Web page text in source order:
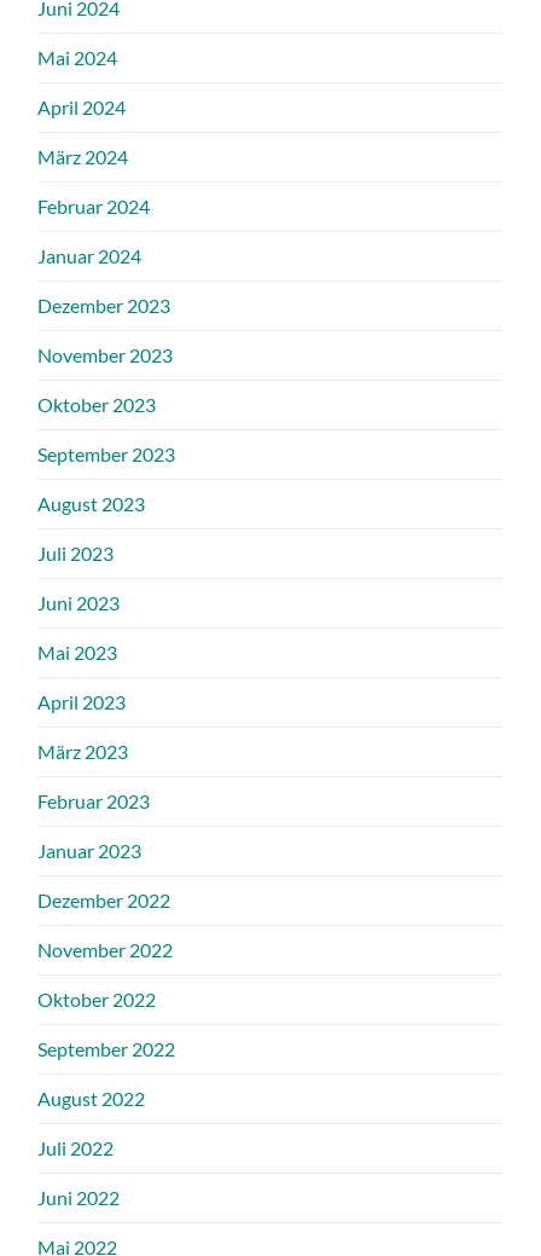
Juni 2024
Mai 2024
April 2024
März 2024
Februar 2024
Januar 2024
Dezember 2023
November 2023
Oktober 2023
September 2023
August 2023
Juli 2023
Juni 2023
Mai 2023
April 2023
März 2023
Februar 2023
Januar 2023
Dezember 2022
November 2022
Oktober 2022
September 2022
August 2022
Juli 2022
Juni 2022
Mai 2022